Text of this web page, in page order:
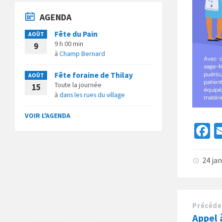
b
o
k
24
Appel
AGENDA
AOÛT
9
Fête du Pain
9 h 00 min
à Champ Bernard
AOÛT
15
Fête foraine de Thilay
Toute la journée
à dans les rues du village
VOIR L'AGENDA